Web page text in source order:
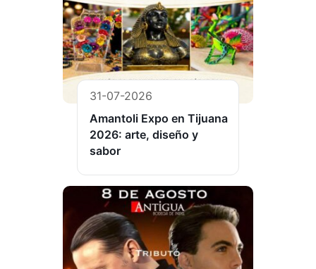
31-07-2026
Amantoli Expo en Tijuana
2026: arte, diseño y
sabor